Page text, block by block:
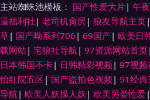
主站蜘蛛池模板： 国产性爱大片| 午
逼福利社 | 老司机肏屄 | 狼友导航主页|
草| 国产呦系列706 | 69国产| 欧美日
载网站| 宅狼社导航| 97资源网站首页|
日本韩国不卡| 日韩精彩视频 | 97视频
怡红院五区 | 国产盗拍色视频 | 91经典
导航| 欧美人妖操人妖 | 欧美另娄性爱|